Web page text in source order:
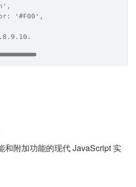
'#F00',
和附加功能的现代 JavaScript 实